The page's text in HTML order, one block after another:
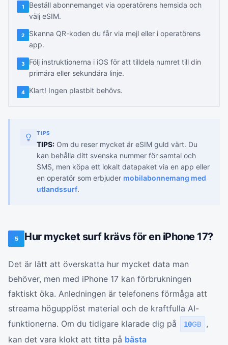
1
Beställ abonnemanget via operatörens hemsida och
välj eSIM.
2
Skanna QR-koden du får via mejl eller i operatörens
app.
3
Följ instruktionerna i iOS för att tilldela numret till din
primära eller sekundära linje.
4 Klart! Ingen plastbit behövs.
TIPS
TIPS: Om du reser mycket är eSIM guld värt. Du
kan behålla ditt svenska nummer för samtal och
SMS, men köpa ett lokalt datapaket via en app eller
en operatör som erbjuder mobilabonnemang med
utlandssurf.
5 Hur mycket surf krävs för en iPhone 17?
Det är lätt att överskatta hur mycket data man
behöver, men med iPhone 17 kan förbrukningen
faktiskt öka. Anledningen är telefonens förmåga att
streama högupplöst material och de kraftfulla AI-
funktionerna. Om du tidigare klarade dig på
10GB
,
kan det vara klokt att titta på bästa